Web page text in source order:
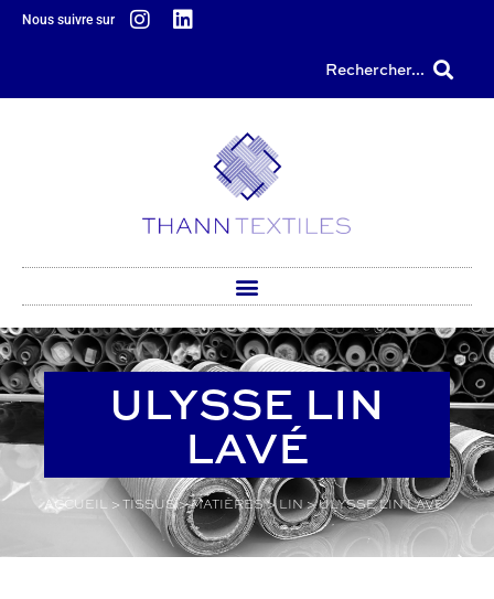
principal
Nous suivre sur
Rechercher...
ULYSSE LIN
LAVÉ
ACCUEIL>TISSUS>MATIÈRES>LIN>ULYSSE LIN LAVÉ